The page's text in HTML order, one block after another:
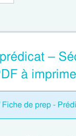
–
à
de prep -